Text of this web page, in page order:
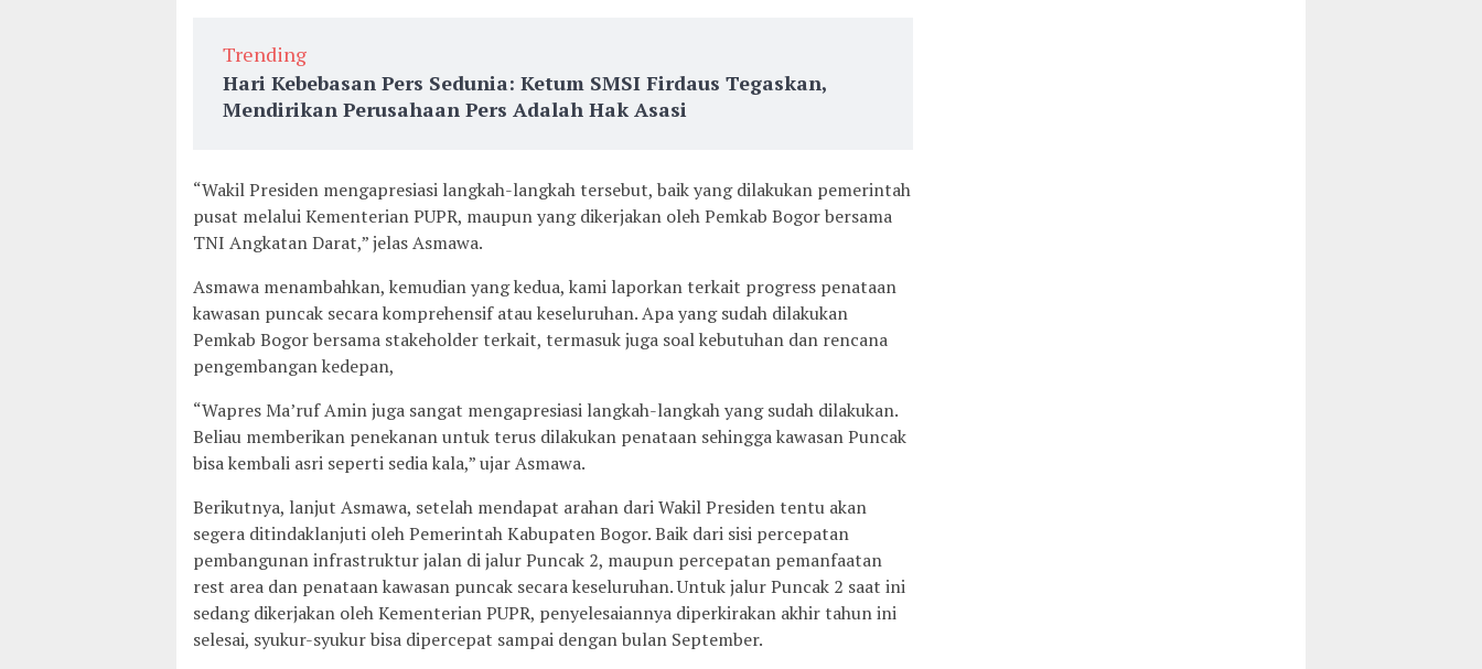
Trending
Hari Kebebasan Pers Sedunia: Ketum SMSI Firdaus Tegaskan,
Mendirikan Perusahaan Pers Adalah Hak Asasi
“Wakil Presiden mengapresiasi langkah-langkah tersebut, baik yang dilakukan pemerintah
pusat melalui Kementerian PUPR, maupun yang dikerjakan oleh Pemkab Bogor bersama
TNI Angkatan Darat,” jelas Asmawa.
Asmawa menambahkan, kemudian yang kedua, kami laporkan terkait progress penataan
kawasan puncak secara komprehensif atau keseluruhan. Apa yang sudah dilakukan
Pemkab Bogor bersama stakeholder terkait, termasuk juga soal kebutuhan dan rencana
pengembangan kedepan,
“Wapres Ma’ruf Amin juga sangat mengapresiasi langkah-langkah yang sudah dilakukan.
Beliau memberikan penekanan untuk terus dilakukan penataan sehingga kawasan Puncak
bisa kembali asri seperti sedia kala,” ujar Asmawa.
Berikutnya, lanjut Asmawa, setelah mendapat arahan dari Wakil Presiden tentu akan
segera ditindaklanjuti oleh Pemerintah Kabupaten Bogor. Baik dari sisi percepatan
pembangunan infrastruktur jalan di jalur Puncak 2, maupun percepatan pemanfaatan
rest area dan penataan kawasan puncak secara keseluruhan. Untuk jalur Puncak 2 saat ini
sedang dikerjakan oleh Kementerian PUPR, penyelesaiannya diperkirakan akhir tahun ini
selesai, syukur-syukur bisa dipercepat sampai dengan bulan September.